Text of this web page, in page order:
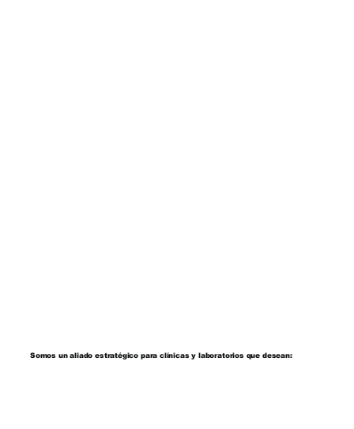
Somos un aliado estratégico para clínicas y laboratorios que desean: